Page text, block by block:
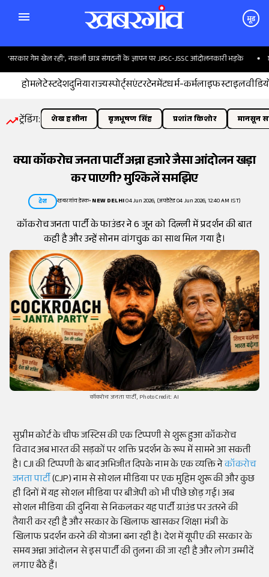
मूड
गेम खेल रही', नकली छात्र संगठनों के ज्ञापन पर JPSC-JSSC आंदोलनकारी भड़के
होमलेटेस्टदेशदुनियाराज्यस्पोर्ट्सएंटरटेनमेंटधर्म-कर्मलाइफस्टाइल
ट्रेंडिंग: शेख हसीना बृजभूषण सिंह प्रशांत किशोर मानसून
क्या कॉकरोच जनता पार्टी अन्ना हजारे जैसा आंदोलन खड़ा
कर पाएगी? मुश्किलें समझिए
देश खबरगांव डेस्क•NEW DELHI04 Jun 2026, (अपडेटेड 04 Jun 2026, 12:40 AM IST)
कॉकरोच जनता पार्टी के फाउंडर ने 6 जून को दिल्ली में प्रदर्शन की बात
कही है और उन्हें सोनम वांगचुक का साथ मिल गया है।
कॉकरोच जनता पार्टी, Photo Credit: AI
सुप्रीम कोर्ट के चीफ जस्टिस की एक टिप्पणी से शुरू हुआ कॉकरोच
विवाद अब भारत की सड़कों पर शक्ति प्रदर्शन के रूप में सामने आ सकती
है। CJI की टिप्पणी के बाद अभिजीत दिपके नाम के एक व्यक्ति नेकॉकरोच
जनता पार्टी(CJP) नाम से सोशल मीडिया पर एक मुहिम शुरू की और कुछ
ही दिनों में यह सोशल मीडिया पर बीजेपी को भी पीछे छोड़ गई। अब
सोशल मीडिया की दुनिया से निकलकर यह पार्टी ग्राउंड पर उतरने की
तैयारी कर रही है और सरकार के खिलाफ खासकर शिक्षा मंत्री के
खिलाफ प्रदर्शन करने की योजना बना रही है। देश में यूपीए की सरकार के
समय अन्ना आंदोलन से इस पार्टी की तुलना की जा रही है और लोग उम्मीदें
लगाए बैठे हैं।